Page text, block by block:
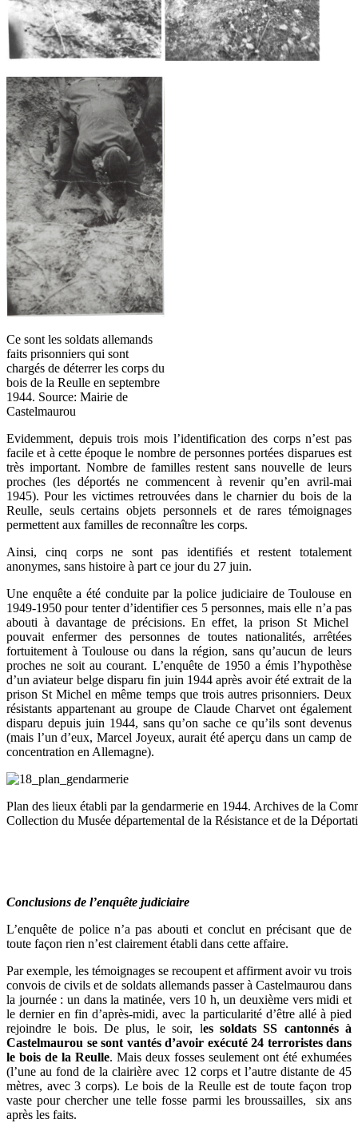
Ce sont les soldats allemands
faits prisonniers qui sont
chargés de déterrer les corps du
bois de la Reulle en septembre
1944. Source: Mairie de
Castelmaurou
Evidemment, depuis trois mois l’identification des corps n’est pas
facile et à cette époque le nombre de personnes portées disparues est
très important. Nombre de familles restent sans nouvelle de leurs
proches (les déportés ne commencent à revenir qu’en avril-mai
1945). Pour les victimes retrouvées dans le charnier du bois de la
Reulle, seuls certains objets personnels et de rares témoignages
permettent aux familles de reconnaître les corps.
Ainsi, cinq corps ne sont pas identifiés et restent totalement
anonymes, sans histoire à part ce jour du 27 juin.
Une enquête a été conduite par la police judiciaire de Toulouse en
1949-1950 pour tenter d’identifier ces 5 personnes, mais elle n’a pas
abouti à davantage de précisions. En effet, la prison St Michel
pouvait enfermer des personnes de toutes nationalités, arrêtées
fortuitement à Toulouse ou dans la région, sans qu’aucun de leurs
proches ne soit au courant. L’enquête de 1950 a émis l’hypothèse
d’un aviateur belge disparu fin juin 1944 après avoir été extrait de la
prison St Michel en même temps que trois autres prisonniers. Deux
résistants appartenant au groupe de Claude Charvet ont également
disparu depuis juin 1944, sans qu’on sache ce qu’ils sont devenus
(mais l’un d’eux, Marcel Joyeux, aurait été aperçu dans un camp de
concentration en Allemagne).
Plan des lieux établi par la gendarmerie en 1944. Archives de la
Collection du Musée départemental de la Résistance et de la
Conclusions de l’enquête judiciaire
L’enquête de police n’a pas abouti et conclut en précisant que de
toute façon rien n’est clairement établi dans cette affaire.
Par exemple, les témoignages se recoupent et affirment avoir vu trois
convois de civils et de soldats allemands passer à Castelmaurou dans
la journée : un dans la matinée, vers 10 h, un deuxième vers midi et
le dernier en fin d’après-midi, avec la particularité d’être allé à pied
rejoindre le bois. De plus, le soir, les soldats SS cantonnés à
Castelmaurou se sont vantés d’avoir exécuté 24 terroristes dans
le bois de la Reulle. Mais deux fosses seulement ont été exhumées
(l’une au fond de la clairière avec 12 corps et l’autre distante de 45
mètres, avec 3 corps). Le bois de la Reulle est de toute façon trop
vaste pour chercher une telle fosse parmi les broussailles, six ans
après les faits.